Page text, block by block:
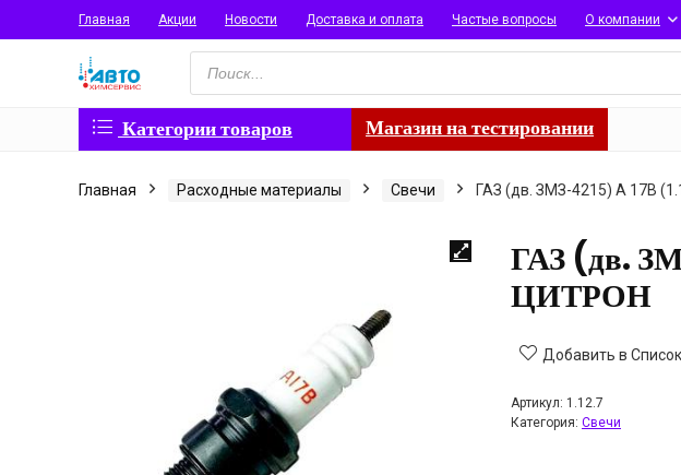
Главная Акции Новости Доставка и оплата Частые вопросы О компании
Поиск
товаров
Категории товаров Магазин на тестировании
Главная Расходные материалы Свечи ГАЗ (дв. ЗМЗ-4215) А 17В
ГАЗ (дв.
ЦИТРОН
Добавить в
Артикул: 1.12.7
Категория: Свечи